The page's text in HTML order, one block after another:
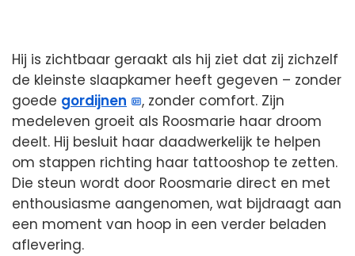
Hij is zichtbaar geraakt als hij ziet dat zij zichzelf
de kleinste slaapkamer heeft gegeven – zonder
goede gordijnen
, zonder comfort. Zijn
medeleven groeit als Roosmarie haar droom
deelt. Hij besluit haar daadwerkelijk te helpen
om stappen richting haar tattooshop te zetten.
Die steun wordt door Roosmarie direct en met
enthousiasme aangenomen, wat bijdraagt aan
een moment van hoop in een verder beladen
aflevering.